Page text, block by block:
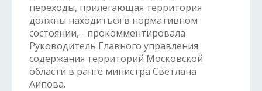
переходы, прилегающая территория
должны находиться в нормативном
состоянии, - прокомментировала
Руководитель Главного управления
содержания территорий Московской
области в ранге министра Светлана
Аипова.